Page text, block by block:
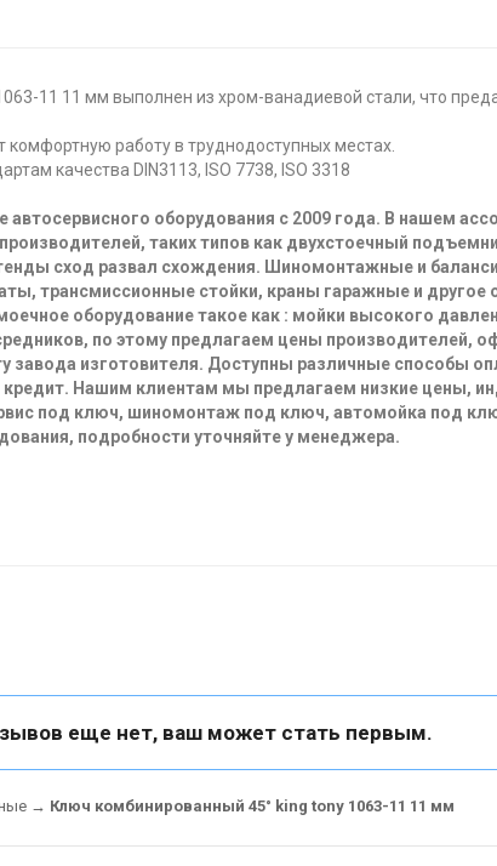
11 11 мм выполнен из хром-ванадиевой стали, что
комфортную работу в труднодоступных местах.
качества DIN3113, ISO 7738, ISO 3318
автосервисного оборудования с 2009 года. В нашем
таких типов как двухстоечный
сход развал схождения. Шиномонтажные и
трансмиссионные стойки, краны гаражные и другое
оборудование такое как : мойки высокого
по этому предлагаем цены производителей,
завода изготовителя. Доступны различные способы
кредит. Нашим клиентам мы предлагаем низкие цены,
под ключ, шиномонтаж под ключ, автомойка под
подробности уточняйте у менеджера.
еще нет, ваш может стать первым.
→ Ключ комбинированный 45° king tony 1063-11 11 мм